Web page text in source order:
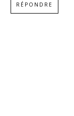
RÉPONDRE